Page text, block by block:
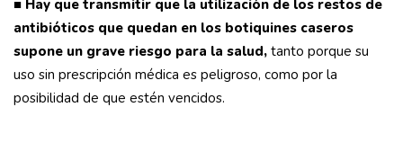
■ Hay que transmitir que la utilización de los restos de
antibióticos que quedan en los botiquines caseros
supone un grave riesgo para la salud, tanto porque su
uso sin prescripción médica es peligroso, como por la
posibilidad de que estén vencidos.